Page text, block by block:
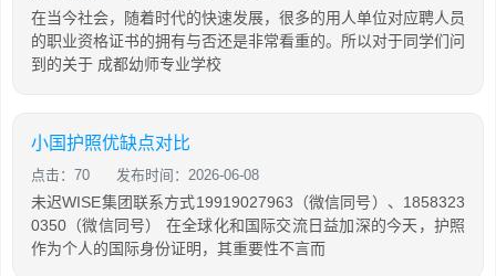
在当今社会，随着时代的快速发展，很多的用人单位对应聘人员
的职业资格证书的拥有与否还是非常看重的。所以对于同学们问
到的关于 成都幼师专业学校
小国护照优缺点对比
点击：70 发布时间：2026-06-08
未迟WISE集团联系方式19919027963（微信同号）、1858323
0350（微信同号） 在全球化和国际交流日益加深的今天，护照
作为个人的国际身份证明，其重要性不言而